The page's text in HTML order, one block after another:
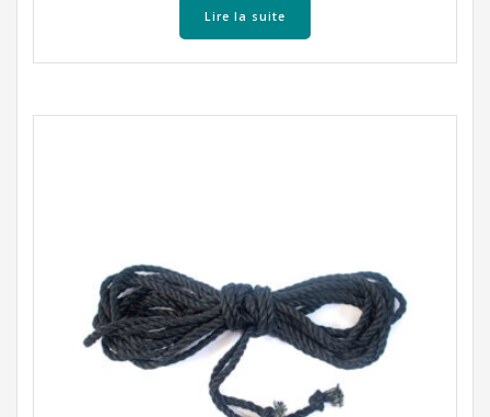
Lire la suite